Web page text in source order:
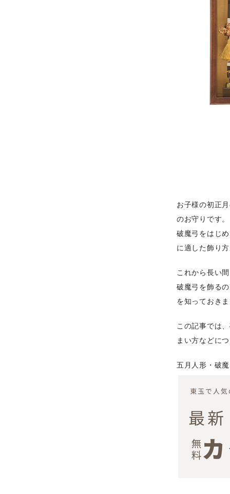
お子様の初正
のお守りです。
破魔弓をはじ
に適した飾り
これから長い
破魔弓を飾る
を知っておき
この記事では
まい方などに
五月人形・破